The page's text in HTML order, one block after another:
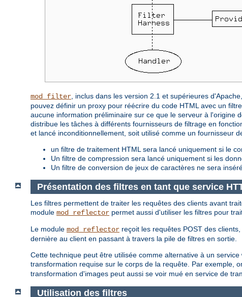
mod_filter , inclus dans les version 2.1 et supérieures
pouvez définir un proxy pour réécrire du code HTML avec un
aucune information préliminaire sur ce que le serveur à l'origine
distribue les tâches à différents fournisseurs de filtrage en
et lancé inconditionnellement, soit utilisé comme un fournisseur
un filtre de traitement HTML sera lancé uniquement si le
Un filtre de compression sera lancé uniquement si les
Un filtre de conversion de jeux de caractères ne sera
Présentation des filtres en tant que service
Les filtres permettent de traiter les requêtes des clients avant
module mod_reflector permet aussi d'utiliser les filtres pour
Le module mod_reflector reçoit les requêtes POST des
dernière au client en passant à travers la pile de filtres en sortie.
Cette technique peut être utilisée comme alternative à un
transformation requise sur le corps de la requête. Par exemple,
transformation d'images peut aussi se voir mué en service de
Utilisation des filtres